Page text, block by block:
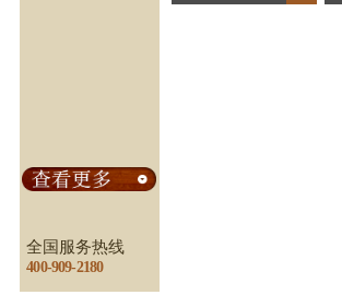
全国服务热线
400-909-2180